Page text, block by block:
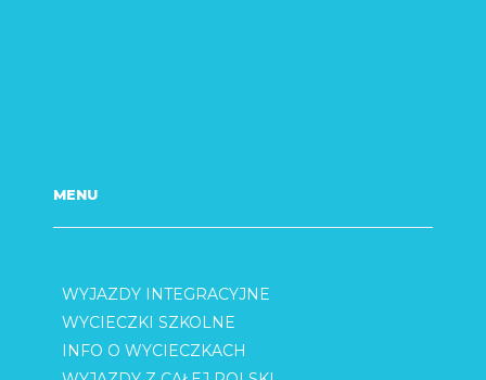
MENU
WYJAZDY INTEGRACYJNE
WYCIECZKI SZKOLNE
INFO O WYCIECZKACH